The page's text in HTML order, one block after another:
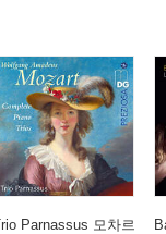
Parnassus 모차르